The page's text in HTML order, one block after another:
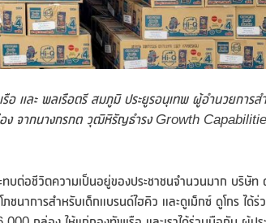
อ และ พลเรือตรี สมภูมิ ประยูรอนุเทพ ผู้อำนวยการส
ง จากนางกรกต วุฒิหิรัญธำรง Growth
ต่อชีวิตความเป็นอยู่ของประชาชนจำนวนมาก บริษัท
นาการสำหรับเด็กแบรนด์ไฮคิว และดูเม็กซ์ ดูโกร ได้ร่